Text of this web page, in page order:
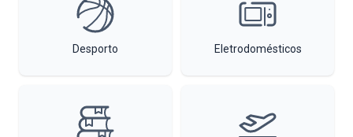
Desporto Eletrodomésticos